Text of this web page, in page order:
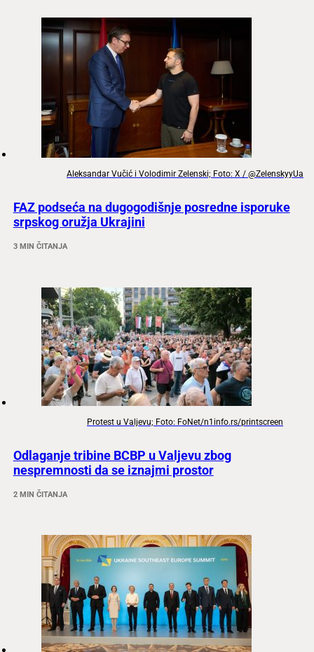
Aleksandar Vučić i Volodimir Zelenski; Foto: X / @ZelenskyyUa
FAZ podseća na dugogodišnje posredne isporuke
srpskog oružja Ukrajini
3 MIN ČITANJA
Protest u Valjevu; Foto: FoNet/n1info.rs/printscreen
Odlaganje tribine BCBP u Valjevu zbog
nespremnosti da se iznajmi prostor
2 MIN ČITANJA